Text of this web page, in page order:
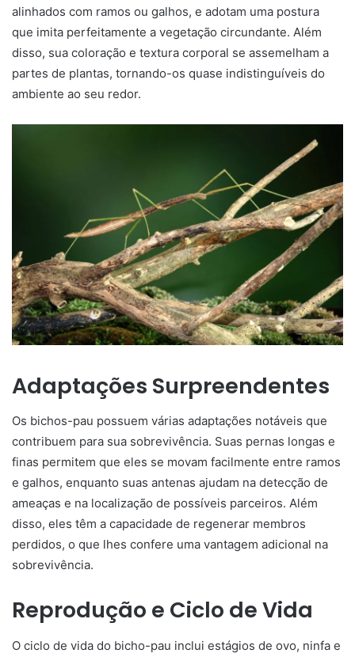
alinhados com ramos ou galhos, e adotam uma postura
que imita perfeitamente a vegetação circundante. Além
disso, sua coloração e textura corporal se assemelham a
partes de plantas, tornando-os quase indistinguíveis do
ambiente ao seu redor.
Adaptações Surpreendentes
Os bichos-pau possuem várias adaptações notáveis que
contribuem para sua sobrevivência. Suas pernas longas e
finas permitem que eles se movam facilmente entre ramos
e galhos, enquanto suas antenas ajudam na detecção de
ameaças e na localização de possíveis parceiros. Além
disso, eles têm a capacidade de regenerar membros
perdidos, o que lhes confere uma vantagem adicional na
sobrevivência.
Reprodução e Ciclo de Vida
O ciclo de vida do bicho-pau inclui estágios de ovo, ninfa e